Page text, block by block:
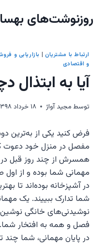
روزنوشت‌های
ارتباط با مشتريان | بازاریابی و
و اقتصادی
آیا به ابتذال
توسط مجيد آواژ ۱۸ خرداد ۱۳۹۸
فرض کنید یکی از به‌ترین
مفصل در منزل خود
همسرش از چند روز قبل در
مهمانی شما بوده‌ و از
در آشپزخانه بوده‌اند تا
شما تدارک ببییند. یک
نوشیدنی‌های خانگی نوشین
فصل و همه به افتخار شما.